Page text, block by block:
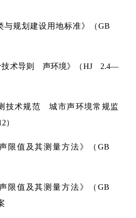
与规划建设用地标准》（GB
技术导则 声环境》（HJ 2.4—
技术规范 城市声环境常规监
）
声限值及其测量方法》（GB
声限值及其测量方法》（GB